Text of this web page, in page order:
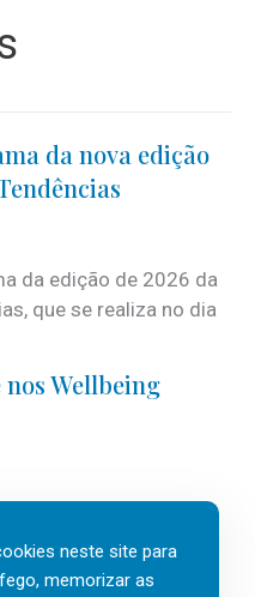
da nova edição
da edição de 2026 da
que se realiza no dia
Wellbeing
de regresso aos
Top Wellbeing 2026.
neste site para
memorizar as